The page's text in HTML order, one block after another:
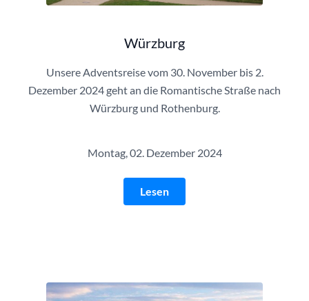
Würzburg
Unsere Adventsreise vom 30. November bis 2.
Dezember 2024 geht an die Romantische Straße nach
Würzburg und Rothenburg.
Montag, 02. Dezember 2024
Lesen